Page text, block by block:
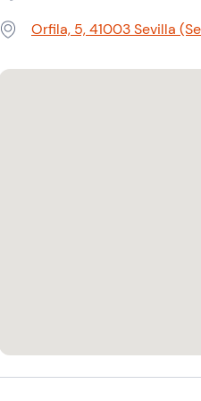
Dirección:Orfila, 5, 41003 Sevilla